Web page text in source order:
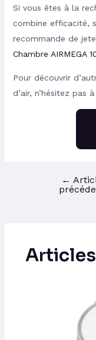
Si vous êtes à la
combine efficacité,
recommande de
Chambre AIRMEGA
Pour découvrir
d’air, n’hésitez pas
←